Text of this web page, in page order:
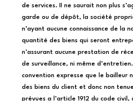
de services. II ne saurait non plus
garde ou de dépôt, la société
n’ayant aucune connaissance de la
quantité des biens qui seront
n’assurant aucune prestation de
de surveillance, ni même
convention expresse que le bailleur
des biens du client et donc non
prévues a l’article 1912 du code